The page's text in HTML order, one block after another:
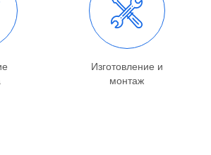
Изготовление и
монтаж